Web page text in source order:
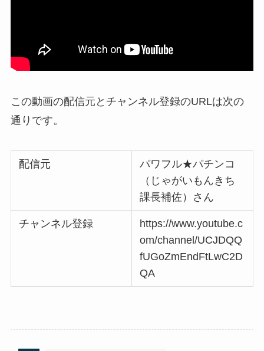
この動画の配信元とチャンネル登録のURLは次の
通りです。
配信元
パワフル★パチンコ
（じゃがいもんきち
課長補佐）さん
チャンネル登録
https://www.youtube.c
om/channel/UCJDQQ
fUGoZmEndFtLwC2D
QA